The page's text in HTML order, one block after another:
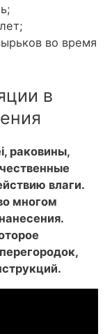
во время
в
раковины,
влаги.
многом